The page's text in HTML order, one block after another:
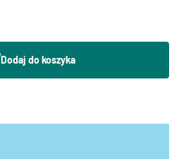
Dodaj do koszyka